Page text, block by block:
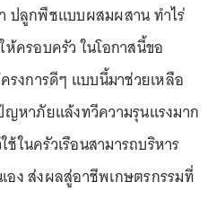
ปลูกพืชแบบผสมผสาน ทำไร่
ครอบครัว ในโอกาสนี้ขอ
การดีๆ แบบนี้มาช่วยเหลือ
ญหาภัยแล้งทวีความรุนแรงมาก
ในครัวเรือนสามารถบริหาร
ง ส่งผลสู่อาชีพเกษตรกรรมที่